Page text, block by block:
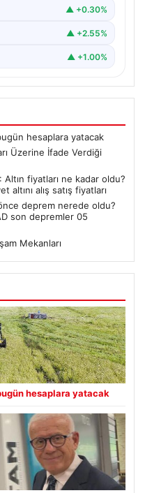
▲ +0.30%
▲ +2.55%
▲ +1.00%
hesaplara yatacak
Üzerine İfade Verdiği
Altın fiyatları ne kadar oldu?
alış satış fiyatları
deprem nerede oldu?
son depremler 05
Mekanları
hesaplara yatacak